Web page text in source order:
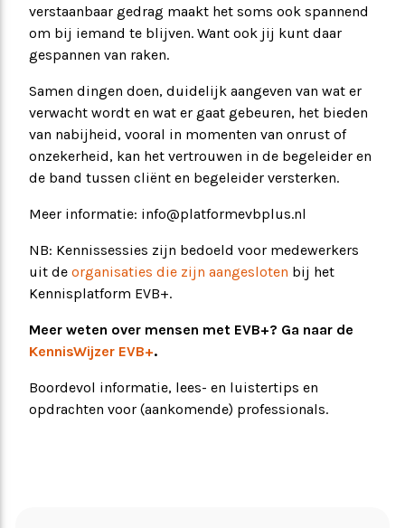
verstaanbaar gedrag maakt het soms ook spannend
om bij iemand te blijven. Want ook jij kunt daar
gespannen van raken.
Samen dingen doen, duidelijk aangeven van wat er
verwacht wordt en wat er gaat gebeuren, het bieden
van nabijheid, vooral in momenten van onrust of
onzekerheid, kan het vertrouwen in de begeleider en
de band tussen cliënt en begeleider versterken.
Meer informatie: info@platformevbplus.nl
NB: Kennissessies zijn bedoeld voor medewerkers
uit de organisaties die zijn aangesloten bij het
Kennisplatform EVB+.
Meer weten over mensen met EVB+? Ga naar de
KennisWijzer EVB+.
Boordevol informatie, lees- en luistertips en
opdrachten voor (aankomende) professionals.